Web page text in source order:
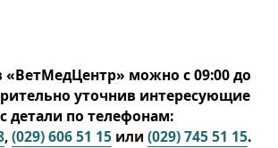
«ВетМедЦентр» можно с 09:00 до
уточнив интересующие
детали по телефонам:
,(029) 606 51 15или (029) 745 51 15.